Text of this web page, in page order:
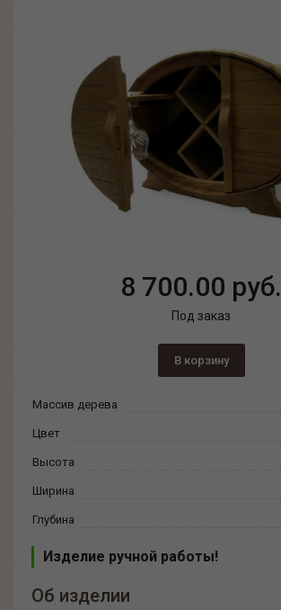
8 700.00 руб.
Под заказ
В корзину
Массив дерева
Цвет
Высота
Ширина
Глубина
Изделие ручной работы!
Об изделии